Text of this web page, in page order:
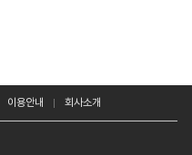
이용안내 회사소개